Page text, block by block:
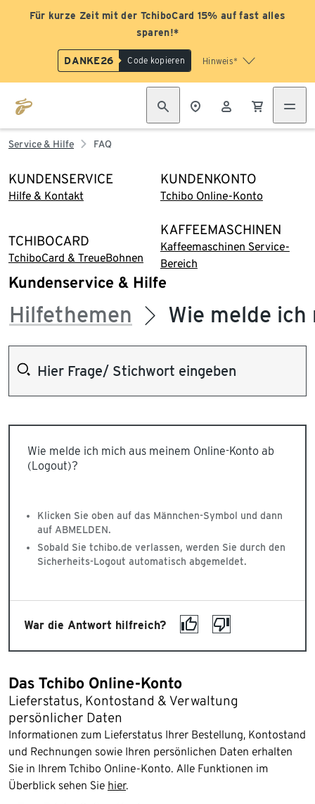
Für kurze Zeit mit der TchiboCard 15% auf fast alles
sparen!*
DANKE26 Code kopieren Hinweis*
Service & Hilfe FAQ
KUNDENSERVICE
Hilfe & Kontakt
KUNDENKONTO
Tchibo Online-Konto
TCHIBOCARD
TchiboCard & TreueBohnen
KAFFEEMASCHINEN
Kaffeemaschinen Service-
Bereich
Kundenservice & Hilfe
Hilfethemen Wie melde
Wie melde ich mich aus meinem Online-Konto ab
(Logout)?
Klicken Sie oben auf das Männchen-Symbol und dann
auf ABMELDEN.
Sobald Sie tchibo.de verlassen, werden Sie durch den
Sicherheits-Logout automatisch abgemeldet.
War die Antwort hilfreich?
Das Tchibo Online-Konto
Lieferstatus, Kontostand & Verwaltung
persönlicher Daten
Informationen zum Lieferstatus Ihrer Bestellung, Kontostand
und Rechnungen sowie Ihren persönlichen Daten erhalten
Sie in Ihrem Tchibo Online-Konto. Alle Funktionen im
Überblick sehen Sie hier.